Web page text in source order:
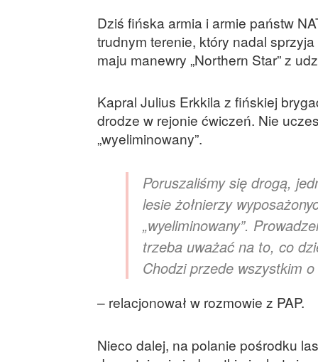
Dziś fińska armia i armie państw
trudnym terenie, który nadal
maju manewry „Northern Star” z
Kapral Julius Erkkila z fińskiej
drodze w rejonie ćwiczeń. Nie
„wyeliminowany”.
Poruszaliśmy się drogą,
lesie żołnierzy
„wyeliminowany”.
trzeba uważać na to, co
Chodzi przede wszystkim
– relacjonował w rozmowie z PAP.
Nieco dalej, na polanie pośrodku